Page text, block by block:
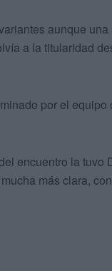
aunque
a la titularidad
por el
encuentro la
más clara,